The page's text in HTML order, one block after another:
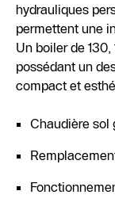
hydrauliques
permettent une
Un boiler de
possédant un
compact et
Chaudière sol